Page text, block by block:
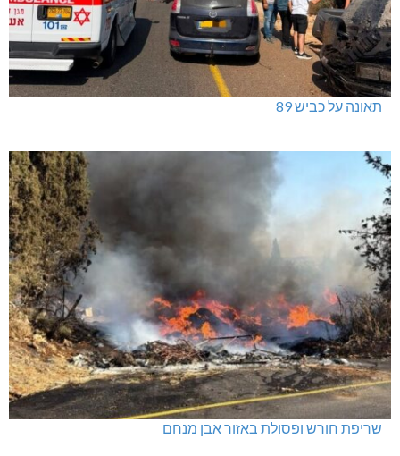
תאונה על כביש 89
שריפת חורש ופסולת באזור אבן מנחם